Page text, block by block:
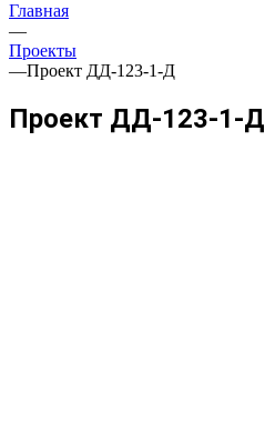
Главная
—
Проекты
—Проект ДД-123-1-Д
Проект ДД-123-1-Д